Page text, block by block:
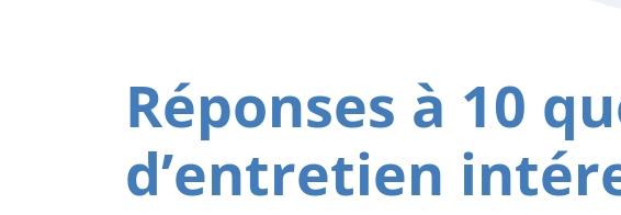
Réponses à 10
d’entretien